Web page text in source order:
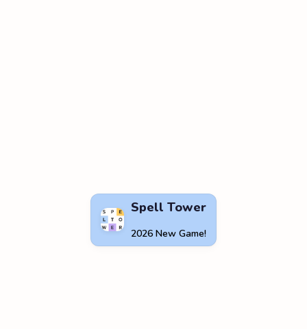
Spell Tower
2026 New Game!